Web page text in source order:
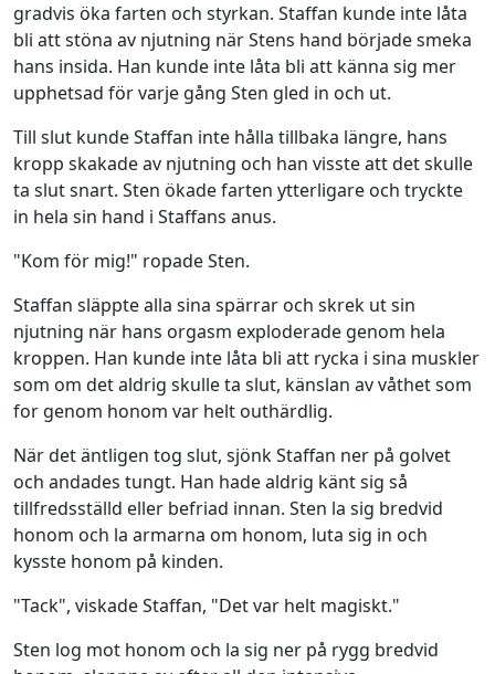
gradvis öka farten och styrkan. Staffan kunde inte låta
bli att stöna av njutning när Stens hand började smeka
hans insida. Han kunde inte låta bli att känna sig mer
upphetsad för varje gång Sten gled in och ut.
Till slut kunde Staffan inte hålla tillbaka längre, hans
kropp skakade av njutning och han visste att det skulle
ta slut snart. Sten ökade farten ytterligare och tryckte
in hela sin hand i Staffans anus.
"Kom för mig!" ropade Sten.
Staffan släppte alla sina spärrar och skrek ut sin
njutning när hans orgasm exploderade genom hela
kroppen. Han kunde inte låta bli att rycka i sina muskler
som om det aldrig skulle ta slut, känslan av våthet som
for genom honom var helt outhärdlig.
När det äntligen tog slut, sjönk Staffan ner på golvet
och andades tungt. Han hade aldrig känt sig så
tillfredsställd eller befriad innan. Sten la sig bredvid
honom och la armarna om honom, luta sig in och
kysste honom på kinden.
"Tack", viskade Staffan, "Det var helt magiskt."
Sten log mot honom och la sig ner på rygg bredvid